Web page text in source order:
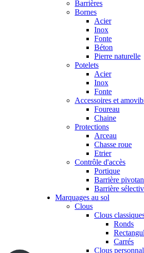
Barrières
Bornes
Acier
Inox
Fonte
Béton
Pierre naturelle
Potelets
Acier
Inox
Fonte
Accessoires et
Foureau
Chaine
Protections
Arceau
Chasse roue
Etrier
Contrôle d'accès
Portique
Barrière
Barrière
Marquages au sol
Clous
Clous
Ronds
Carrés
Clous